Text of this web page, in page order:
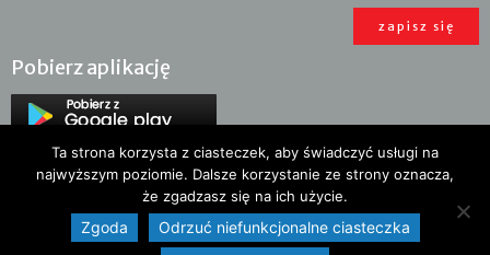
Pobierz aplikację
Ta strona korzysta z ciasteczek, aby świadczyć usługi na
najwyższym poziomie. Dalsze korzystanie ze strony oznacza,
że zgadzasz się na ich użycie.
Zgoda
Odrzuć niefunkcjonalne ciasteczka